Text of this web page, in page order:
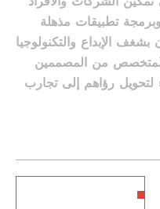
تطبيقات مذهلة
الإبداع والتكنولوجيا
المتخصص من المصممين
رؤاهم إلى تجارب